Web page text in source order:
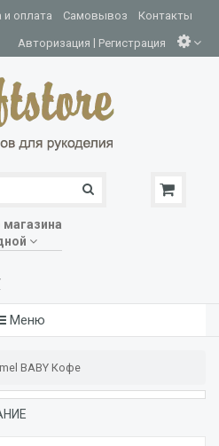
и оплата Самовывоз Контакты
Авторизация | Регистрация
Меню
BABY Кофе